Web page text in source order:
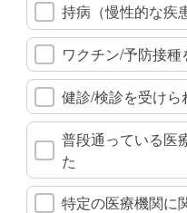
持病（慢性的な疾
ワクチン/予防接
健診/検診を受け
普段通っている医
た
特定の医療機関に